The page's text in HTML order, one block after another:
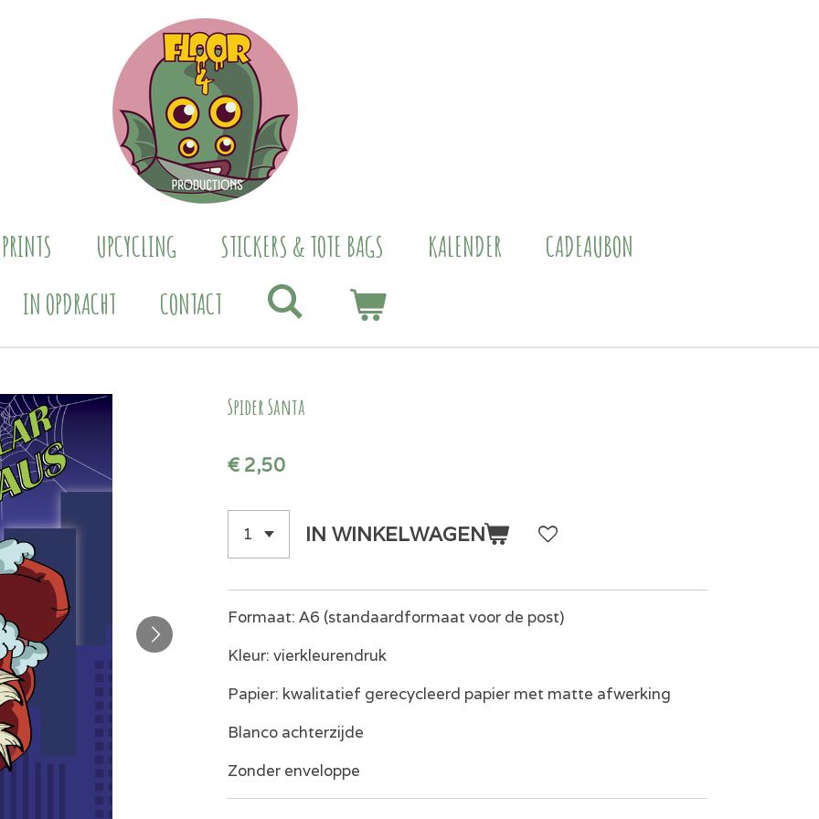
UPCYCLING STICKERS & TOTE BAGS KALENDER
CADEAUBON
IN OPDRACHT
CONTACT
Spider Santa
€ 2,50
IN WINKELWAGEN
Formaat: A6 (standaardformaat voor de post)
Kleur: vierkleurendruk
Papier: kwalitatief gerecycleerd papier met matte afwerking
Blanco achterzijde
Zonder enveloppe